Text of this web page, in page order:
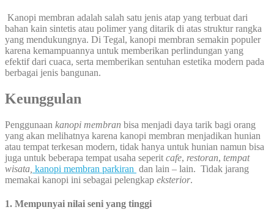
Kanopi membran adalah salah satu jenis atap yang terbuat dari
bahan kain sintetis atau polimer yang ditarik di atas struktur rangka
yang mendukungnya. Di Tegal, kanopi membran semakin populer
karena kemampuannya untuk memberikan perlindungan yang
efektif dari cuaca, serta memberikan sentuhan estetika modern pada
berbagai jenis bangunan.
Keunggulan
Penggunaan kanopi membran bisa menjadi daya tarik bagi orang
yang akan melihatnya karena kanopi membran menjadikan hunian
atau tempat terkesan modern, tidak hanya untuk hunian namun bisa
juga untuk beberapa tempat usaha seperit cafe, restoran, tempat
wisata, kanopi membran parkiran dan lain – lain. Tidak jarang
memakai kanopi ini sebagai pelengkap eksterior.
1. Mempunyai nilai seni yang tinggi